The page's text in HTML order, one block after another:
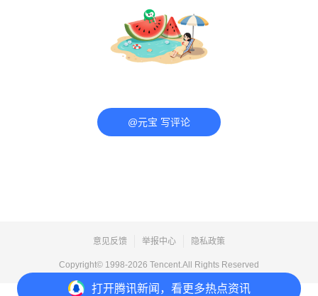
打开腾讯新闻，看更多热点资讯
@元宝 写评论
意见反馈 举报中心 隐私政策
Copyright© 1998-2026 Tencent.All Rights Reserved